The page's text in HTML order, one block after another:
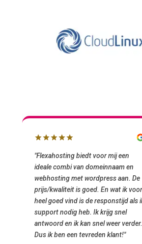
"snelle en vriendelijke service. staat
altijd AAN (: fijne prijzen vergeleken
met de grote jongens en dus nu al blij
met de overstap!"